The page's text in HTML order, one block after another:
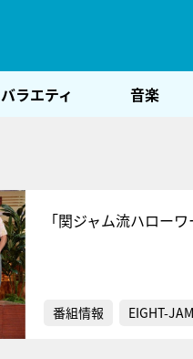
バラエティ 音楽
「関ジャム流ハロー
番組情報 EIGHT-JAM